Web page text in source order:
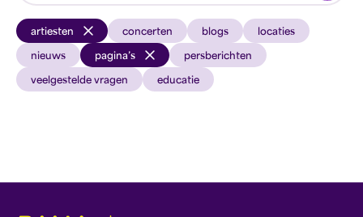
artiesten concerten blogs locaties
nieuws pagina’s persberichten
veelgestelde vragen educatie